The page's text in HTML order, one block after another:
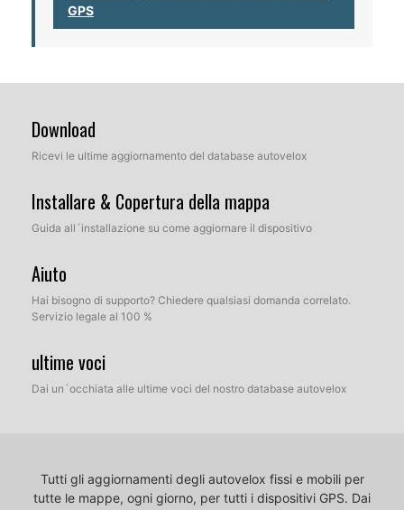
GPS
Download
Ricevi le ultime aggiornamento del database autovelox
Installare & Copertura della mappa
Guida all´installazione su come aggiornare il dispositivo
Aiuto
Hai bisogno di supporto? Chiedere qualsiasi domanda correlato.
Servizio legale al 100 %
ultime voci
Dai un´occhiata alle ultime voci del nostro database autovelox
Tutti gli aggiornamenti degli autovelox fissi e mobili per
tutte le mappe, ogni giorno, per tutti i dispositivi GPS. Dai